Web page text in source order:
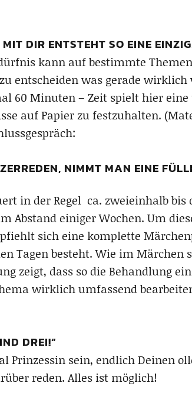
DIR ENTSTEHT SO EINE
kann auf bestimmte
entscheiden was gerade
60 Minuten – Zeit spielt hier eine
auf Papier zu festzuhalten.
NIMMT MAN EINE
in der Regel ca. zweieinhalb
Abstand einiger Wochen. Um
sich eine komplette
Tagen besteht. Wie im Märchen
zeigt, dass so die Behandlung
wirklich umfassend
DREI!“
Prinzessin sein, endlich Deinen
reden. Alles ist möglich!